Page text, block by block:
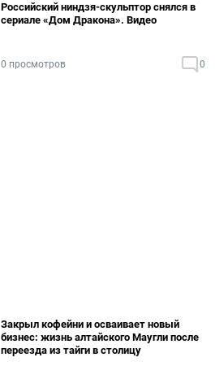
Российский ниндзя-скульптор снялся в
сериале «Дом Дракона». Видео
0 просмотров 0
Закрыл кофейни и осваивает новый
бизнес: жизнь алтайского Маугли после
переезда из тайги в столицу